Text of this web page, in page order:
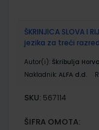
ŠKRINJICA SLOVA
jezika za treći
Autor(i): Škribulja
Nakladnik: ALFA d.d.
SKU: 567114
ŠIFRA OMOTA: